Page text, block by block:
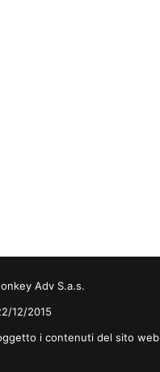
Adv S.a.s.
12/2015
i contenuti del sito web